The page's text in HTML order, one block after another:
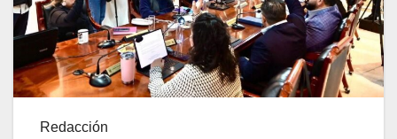
Redacción